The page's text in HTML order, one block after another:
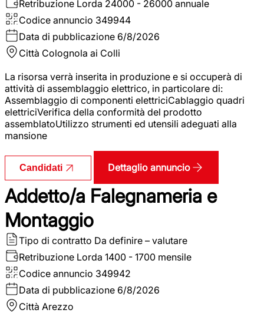
Retribuzione Lorda 24000 - 26000 annuale
Codice annuncio 349944
Data di pubblicazione 6/8/2026
Città Colognola ai Colli
La risorsa verrà inserita in produzione e si occuperà di
attività di assemblaggio elettrico, in particolare di:
Assemblaggio di componenti elettriciCablaggio quadri
elettriciVerifica della conformità del prodotto
assemblatoUtilizzo strumenti ed utensili adeguati alla
mansione
Candidati Dettaglio annuncio
Addetto/a Falegnameria e
Montaggio
Tipo di contratto Da definire – valutare
Retribuzione Lorda 1400 - 1700 mensile
Codice annuncio 349942
Data di pubblicazione 6/8/2026
Città Arezzo